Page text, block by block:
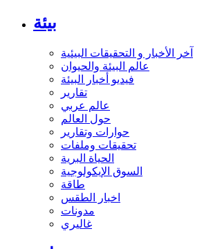
بيئة
آخر الأخبار و التحقيقات البيئية
عالم البيئة والحيوان
فيديو أخبار البيئة
تقارير
عالم عربي
حول العالم
حوارات وتقارير
تحقيقات وملفات
الحياة البرية
السوق الإيكولوجية
طاقة
اخبار الطقس
مدونات
غاليري